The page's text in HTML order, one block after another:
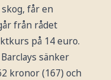
får en
från rådet
på 14 euro.
sänker
kronor (167) och